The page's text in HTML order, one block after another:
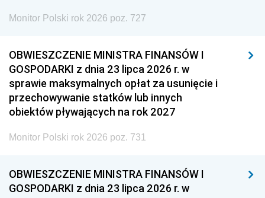
Monitor Polski rok 2026 poz. 727
OBWIESZCZENIE MINISTRA FINANSÓW I
GOSPODARKI z dnia 23 lipca 2026 r. w
sprawie maksymalnych opłat za usunięcie i
przechowywanie statków lub innych
obiektów pływających na rok 2027
Monitor Polski rok 2026 poz. 731
OBWIESZCZENIE MINISTRA FINANSÓW I
GOSPODARKI z dnia 23 lipca 2026 r. w